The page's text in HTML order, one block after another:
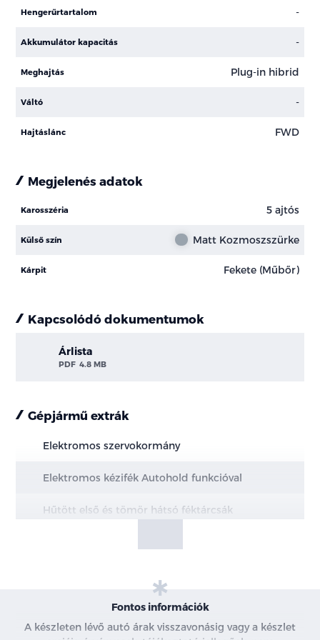
Hengerűrtartalom -
Akkumulátor kapacitás -
Meghajtás Plug-in hibrid
Váltó -
Hajtáslánc FWD
Megjelenés adatok
Karosszéria 5 ajtós
Külső szín Matt Kozmoszszürke
Kárpit Fekete (Műbőr)
Kapcsolódó dokumentumok
Árlista
PDF 4.8 MB
Gépjármű extrák
Elektromos szervokormány
Elektromos kézifék Autohold funkcióval
Hűtött első és tömör hátsó féktárcsák
20" könnyűfém keréktárcsák
Állítható magasságú biztonsági öv rögzítési
Fontos információk
A készleten lévő autó árak visszavonásig vagy a készlet